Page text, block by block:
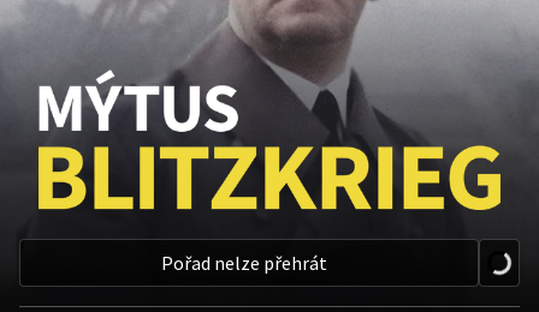
Pořad nelze přehrát